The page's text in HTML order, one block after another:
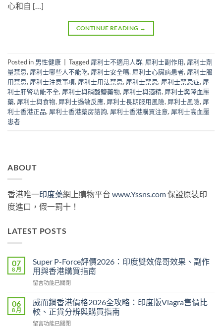
心和自 […]
CONTINUE READING →
Posted in 男性健康 Tagged 犀利士不適用人群, 犀利士副作用, 犀利士劑
量禁忌, 犀利士哪些人不能吃, 犀利士安全嗎, 犀利士心臟病患者, 犀利士服
用禁忌, 犀利士注意事項, 犀利士用法禁忌, 犀利士禁忌, 犀利士禁忌症, 犀
利士肝腎功能不全, 犀利士與硝酸鹽藥物, 犀利士與酒精, 犀利士與降血壓
藥, 犀利士與食物, 犀利士過敏反應, 犀利士長期服用風險, 犀利士風險, 犀
利士香港正品, 犀利士香港藥房諮詢, 犀利士香港購買注意, 犀利士高血壓
患者
ABOUT
香港唯一印度藥網上購物平台 www.Yssns.com保證原裝印
度進口，假一罰十！
LATEST POSTS
07
8 月
Super P-Force評價2026：印度雙效偉哥效果、副作
用與香港購買指南
在
P-
Force
評
價
留言功能已關閉
06
8 月
威而鋼香港價格2026全攻略：印度版Viagra售價比
較、正貨分辨與購買指南
在
留言功能已關閉